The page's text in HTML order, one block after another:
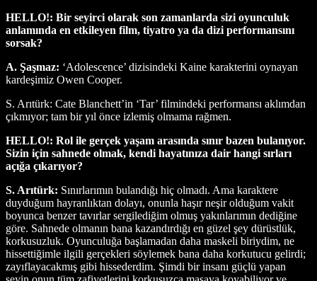
HELLO!: Bir seyirci olarak son zamanlarda sizi oyunculuk
anlamında en etkileyen film, tiyatro ya da dizi performansını
sorsak?
A. Şaşmaz: ‘Adolescence’ dizisindeki Kaine karakterini oynayan
kardeşimiz Owen Cooper.
S. Arıtürk: Cate Blanchett’in ‘Tar’ filmindeki performansı aklımdan
çıkmıyor; tam bir yıl önce izlemiş olmama rağmen.
HELLO!: Rol ile gerçek yaşam arasında sınır bazen bulanıyor.
Sizin için sahnede olmak, kendi hayatınıza dair hangi sırları
açığa çıkarıyor?
S. Arıtürk: Sınırlarımın bulandığı hiç olmadı. Ama karaktere
duyduğum hayranlıktan dolayı, onunla haşır neşir olduğum vakit
boyunca benzer tavırlar sergilediğim olmuş yakınlarımın dediğine
göre. Sahnede olmanın bana kazandırdığı en güzel şey dürüstlük,
korkusuzluk. Oyunculuğa başlamadan daha maskeli biriydim, ne
hissettiğimle ilgili gerçekleri söylemek bana daha korkutucu gelirdi;
zayıflayacakmış gibi hissederdim. Şimdi bir insanı güçlü yapan